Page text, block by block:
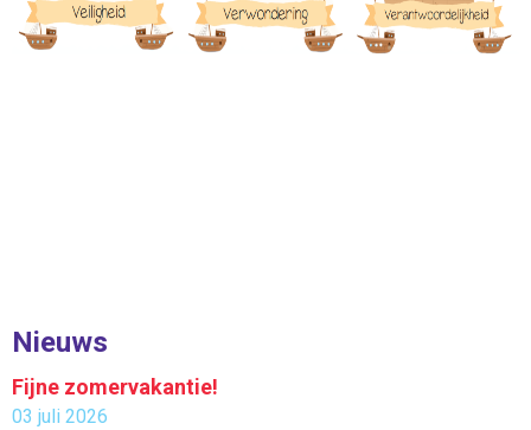
Nieuws
Fijne zomervakantie!
03 juli 2026